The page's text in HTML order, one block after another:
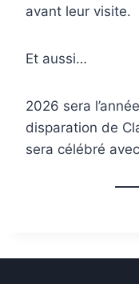
avant leur visite.
Et aussi…
2026 sera
disparation de
sera célébré